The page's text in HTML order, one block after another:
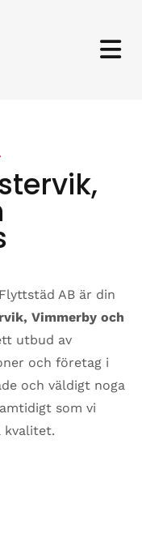
AB är din
Vimmerby och
utbud av
och företag i
och väldigt noga
som vi
kvalitet.